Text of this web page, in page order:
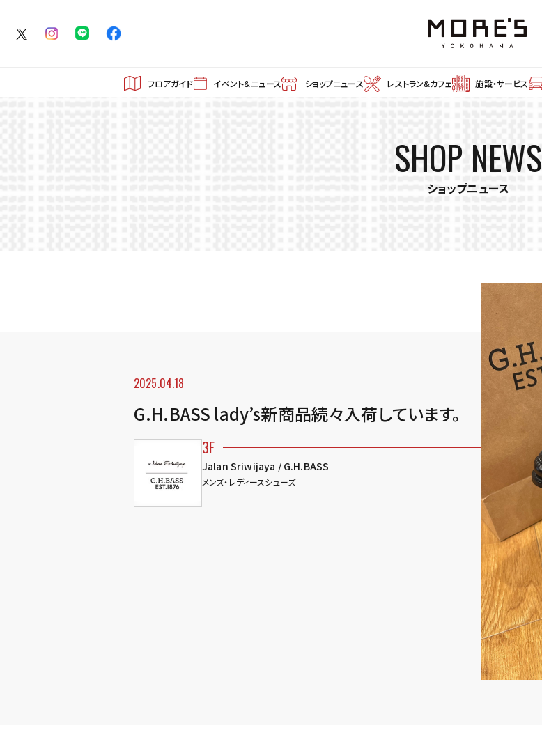
フロアガイド イベント＆ニュース ショップニュース レストラン&カフェ 施設・サービス
SHOP NEWS
ショップニュース
2025.04.18
G.H.BASS lady’s新商品続々入荷しています。
3F
Jalan Sriwijaya / G.H.BASS
メンズ・レディースシューズ